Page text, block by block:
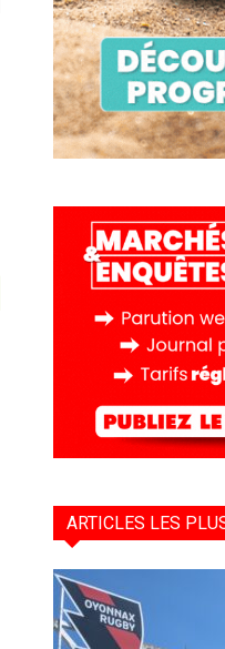
ARTICLES LES